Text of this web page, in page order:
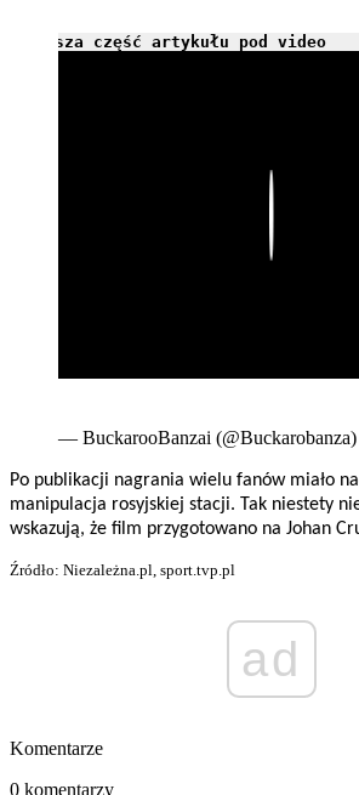
Dalsza część artykułu pod video
— BuckarooBanzai (@Buckarobanza)
Po publikacji nagrania wielu fanów miało
manipulacja rosyjskiej stacji. Tak niestety
wskazują, że film przygotowano na Johan
Źródło: Niezależna.pl, sport.tvp.pl
ad
Komentarze
0 komentarzy